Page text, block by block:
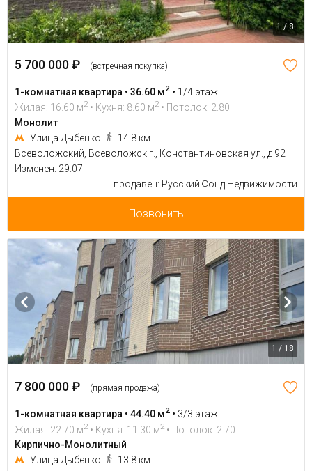
1 / 8
5 700 000 ₽ (встречная покупка)
1-комнатная квартира • 36.60 м2 • 1/4 этаж
Жилая: 16.60 м2 • Кухня: 8.60 м2 • Потолок: 2.80
Монолит
Улица Дыбенко
14.8 км
Всеволожский, Всеволожск г., Константиновская ул., д 92
Изменен: 29.07
продавец: Русский Фонд Недвижимости
Позвонить
1 / 18
7 800 000 ₽ (прямая продажа)
1-комнатная квартира • 44.40 м2 • 3/3 этаж
Жилая: 22.70 м2 • Кухня: 11.30 м2 • Потолок: 2.70
Кирпично-Монолитный
Улица Дыбенко
13.8 км